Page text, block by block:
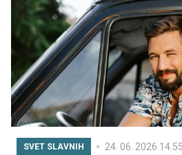
SVET SLAVNIH 24. 06. 2026 14.55